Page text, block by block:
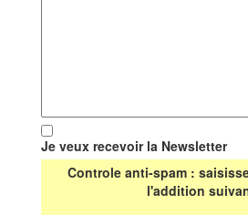
Je veux recevoir la Newsletter
Controle anti-spam :
l'addition